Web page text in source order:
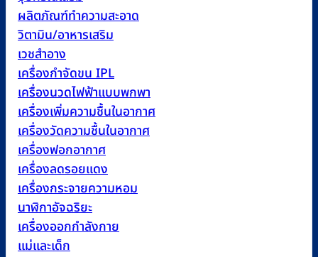
ผลิตภัณฑ์ทำความสะอาด
วิตามิน/อาหารเสริม
เวชสำอาง
เครื่องกำจัดขน IPL
เครื่องนวดไฟฟ้าแบบพกพา
เครื่องเพิ่มความชื้นในอากาศ
เครื่องวัดความชื้นในอากาศ
เครื่องฟอกอากาศ
เครื่องลดรอยแดง
เครื่องกระจายความหอม
นาฬิกาอัจฉริยะ
เครื่องออกกำลังกาย
แม่และเด็ก